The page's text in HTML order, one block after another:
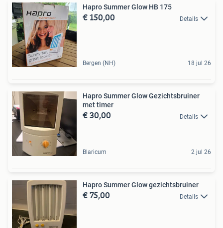
Hapro Summer Glow HB 175
€ 150,00 Details
Bergen (NH) 18 jul 26
Hapro Summer Glow Gezichtsbruiner
met timer
€ 30,00 Details
Blaricum 2 jul 26
Hapro Summer Glow gezichtsbruiner
€ 75,00 Details